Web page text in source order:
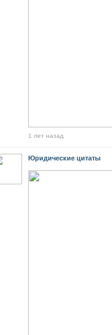
1 лет назад
Юридические цитаты